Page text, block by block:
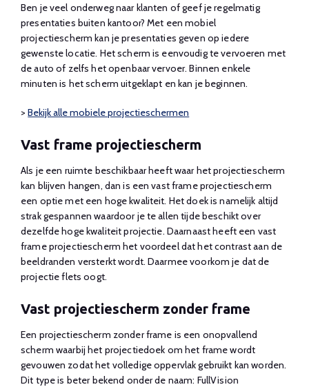
Ben je veel onderweg naar klanten of geef je regelmatig
presentaties buiten kantoor? Met een mobiel
projectiescherm kan je presentaties geven op iedere
gewenste locatie. Het scherm is eenvoudig te vervoeren met
de auto of zelfs het openbaar vervoer. Binnen enkele
minuten is het scherm uitgeklapt en kan je beginnen.
>Bekijk alle mobiele projectieschermen
Vast frame projectiescherm
Als je een ruimte beschikbaar heeft waar het projectiescherm
kan blijven hangen, dan is een vast frame projectiescherm
een optie met een hoge kwaliteit. Het doek is namelijk altijd
strak gespannen waardoor je te allen tijde beschikt over
dezelfde hoge kwaliteit projectie. Daarnaast heeft een vast
frame projectiescherm het voordeel dat het contrast aan de
beeldranden versterkt wordt. Daarmee voorkom je dat de
projectie flets oogt.
Vast projectiescherm zonder frame
Een projectiescherm zonder frame is een onopvallend
scherm waarbij het projectiedoek om het frame wordt
gevouwen zodat het volledige oppervlak gebruikt kan worden.
Dit type is beter bekend onder de naam: FullVision